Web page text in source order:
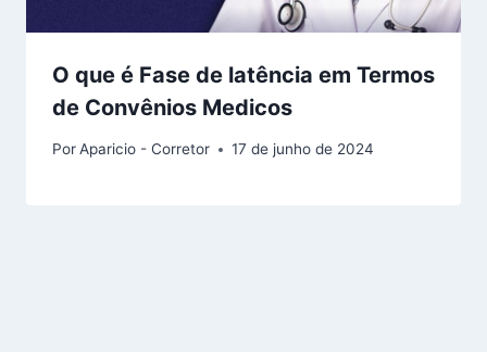
O que é Fase de latência em Termos
de Convênios Medicos
PorAparicio - Corretor 17 de junho de 2024